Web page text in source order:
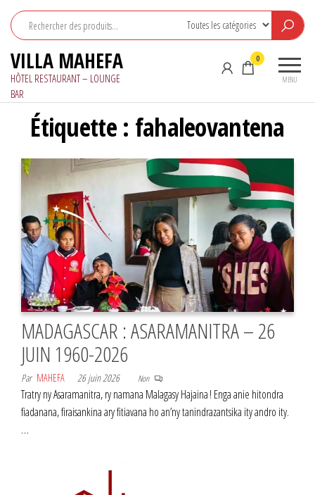
contenu
VILLA MAHEFA
HÔTEL RESTAURANT – LOUNGE
BAR
MENU
0
Étiquette : fahaleovantena
MADAGASCAR : ASARAMANITRA – 26
JUIN 1960-2026
Par MAHEFA 26 juin 2026 Non
Tratry ny Asaramanitra, ry namana Malagasy Hajaina ! Enga anie hitondra
fiadanana, firaisankina ary fitiavana ho an’ny tanindrazantsika ity andro ity.
…